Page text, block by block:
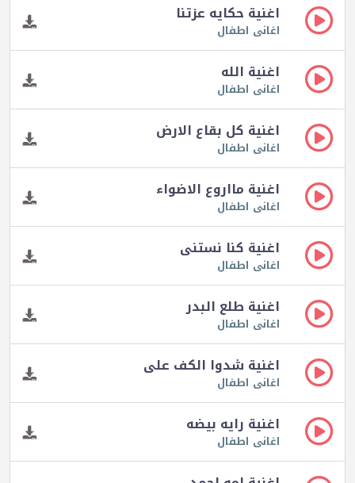
اغنية حكايه عزتنا
اغانى اطفال
اغنية الله
اغانى اطفال
اغنية كل بقاع الارض
اغانى اطفال
اغنية مااروع الاضواء
اغانى اطفال
اغنية كنا نستنى
اغانى اطفال
اغنية طلع البدر
اغانى اطفال
اغنية شدوا الكف على
اغانى اطفال
اغنية رايه بيضه
اغانى اطفال